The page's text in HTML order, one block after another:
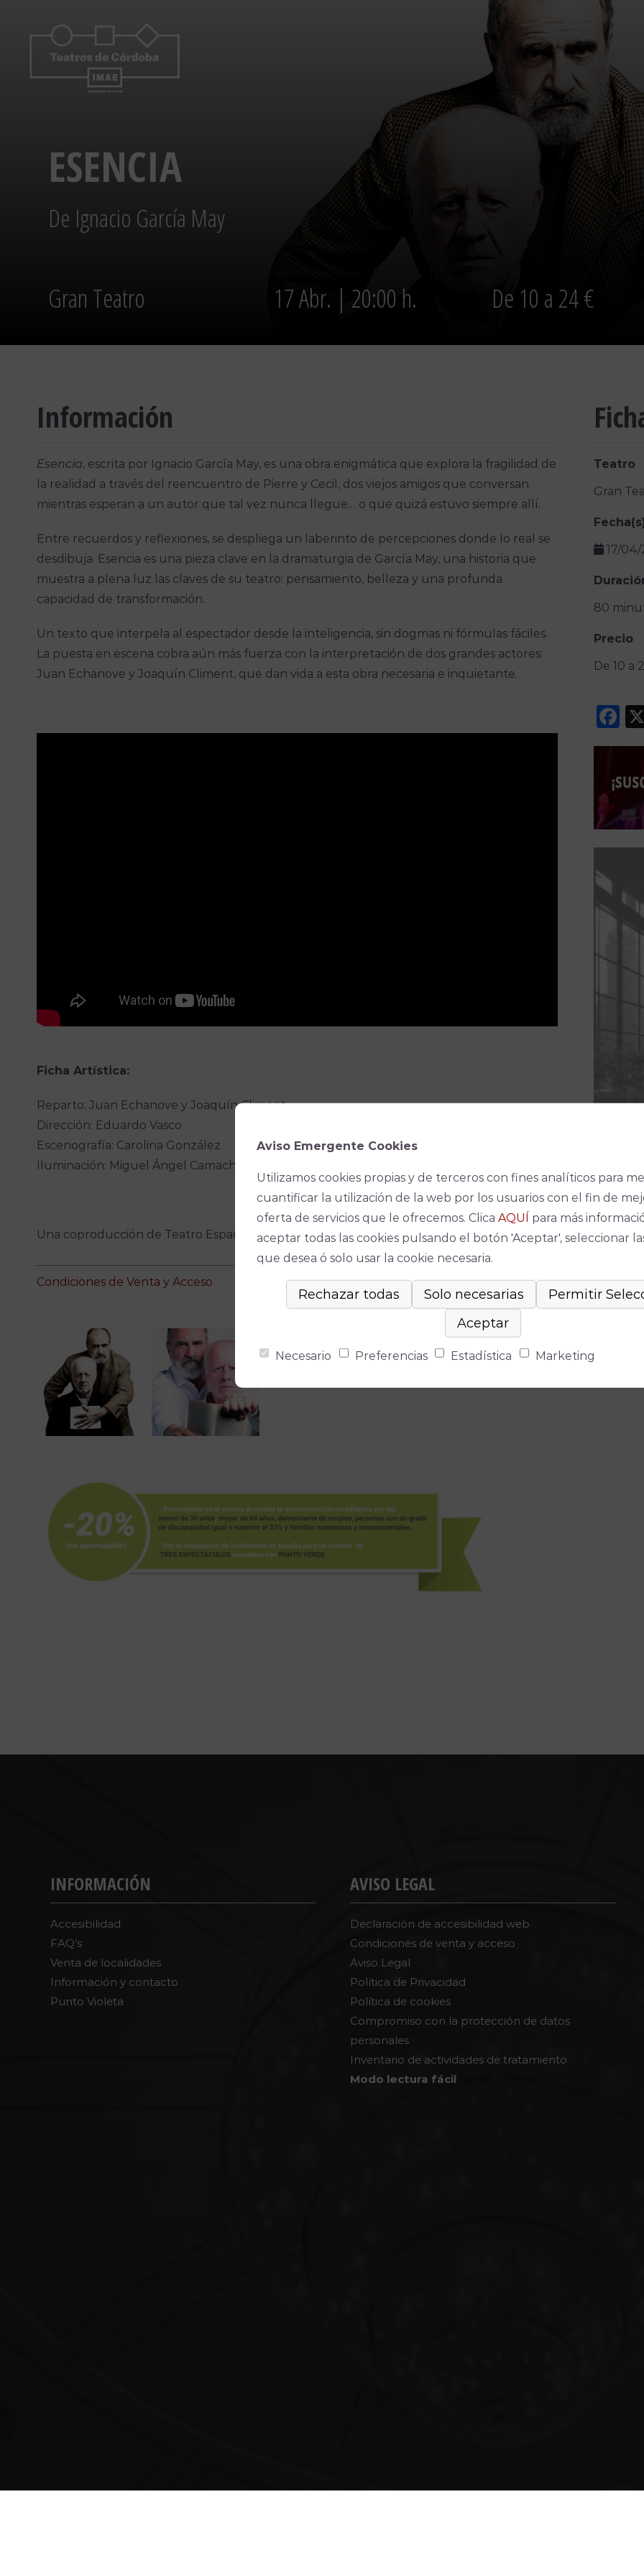
contenido
ESENCIA
De Ignacio García May
Gran Teatro 17 Abr. | 20:00 h. De 10 a 24 €
Información
Esencia, escrita por Ignacio García May, es una obra enigmática que explora la fragilidad de
la realidad a través del reencuentro de Pierre y Cecil, dos viejos amigos que conversan
mientras esperan a un autor que tal vez nunca llegue… o que quizá estuvo siempre allí.
Entre recuerdos y reflexiones, se despliega un laberinto de percepciones donde lo real se
desdibuja. Esencia es una pieza clave en la dramaturgia de García May, una historia que
muestra a plena luz las claves de su teatro: pensamiento, belleza y una profunda
capacidad de transformación.
Un texto que interpela al espectador desde la inteligencia, sin dogmas ni fórmulas fáciles.
La puesta en escena cobra aún más fuerza con la interpretación de dos grandes actores:
Juan Echanove y Joaquín Climent, que dan vida a esta obra necesaria e inquietante.
Ficha Artística:
Reparto: Juan Echanove y Joaquín Climent
Dirección: Eduardo Vasco
Escenografía: Carolina González
Iluminación: Miguel Ángel Camacho
Una coproducción de Teatro Español y Entrecajas Producciones Teatrales
Condiciones de Venta y Acceso
Teatro
Gran
17/
80
Precio
De 10 a
No se
INFORMACIÓN
Accesibilidad
FAQ’s
Venta de localidades
Información y contacto
Punto Violeta
AVISO LEGAL
Declaración de accesibilidad web
Condiciones de venta y acceso
Aviso Legal
Política de Privacidad
Política de cookies
Compromiso con la protección de datos
personales
Inventario de actividades de tratamiento
Modo lectura fácil
Aviso Emergente Cookies
Utilizamos cookies propias y de terceros con fines analíticos para
cuantificar la utilización de la web por los usuarios con el fin de
oferta de servicios que le ofrecemos. Clica AQUÍ para más
aceptar todas las cookies pulsando el botón 'Aceptar', seleccionar
que desea ó solo usar la cookie necesaria.
Necesario Preferencias Estadística Marketing